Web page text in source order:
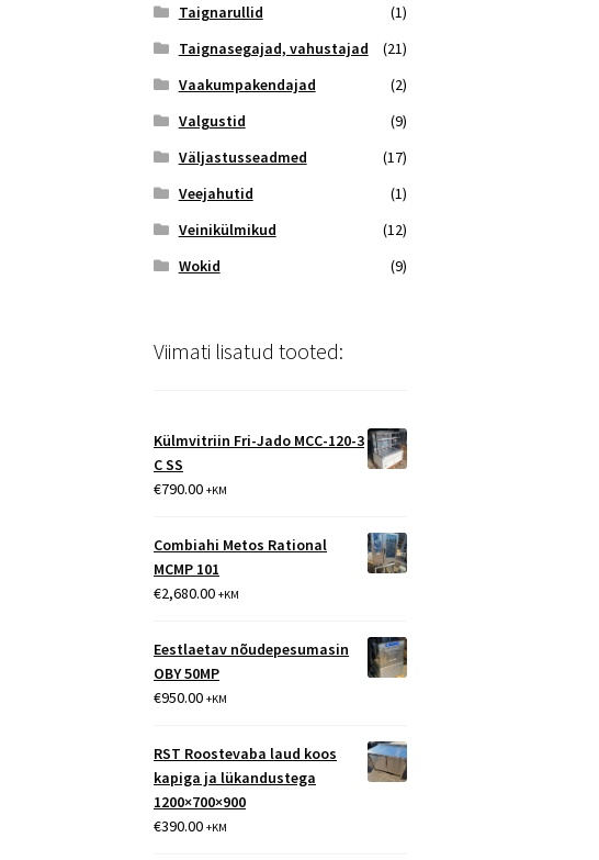
Taignarullid
(1)
Taignasegajad, vahustajad
(21)
Vaakumpakendajad
(2)
Valgustid
(9)
Väljastusseadmed
(17)
Veejahutid
(1)
Veinikülmikud
(12)
Wokid
(9)
Viimati lisatud tooted:
Külmvitriin Fri-Jado MCC-120-3
C SS
€790.00 +KM
Combiahi Metos Rational
MCMP 101
€2,680.00 +KM
Eestlaetav nõudepesumasin
OBY 50MP
€950.00 +KM
RST Roostevaba laud koos
kapiga ja lükandustega
1200×700×900
€390.00 +KM